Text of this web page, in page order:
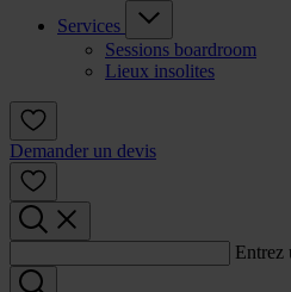
Services
Sessions boardroom
Lieux insolites
Demander un devis
Entrez